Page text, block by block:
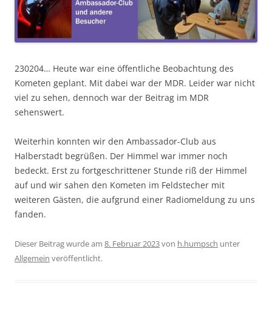
230204… Heute war eine öffentliche Beobachtung des
Kometen geplant. Mit dabei war der MDR. Leider war nicht
viel zu sehen, dennoch war der Beitrag im MDR
sehenswert.
Weiterhin konnten wir den Ambassador-Club aus
Halberstadt begrüßen. Der Himmel war immer noch
bedeckt. Erst zu fortgeschrittener Stunde riß der Himmel
auf und wir sahen den Kometen im Feldstecher mit
weiteren Gästen, die aufgrund einer Radiomeldung zu uns
fanden.
Dieser Beitrag wurde am 8. Februar 2023von h.humpsch unter
Allgemein veröffentlicht.